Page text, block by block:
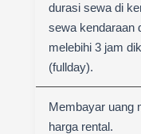
durasi sewa di
sewa kendaraan
melebihi 3 jam
(fullday).
Membayar uang
harga rental.